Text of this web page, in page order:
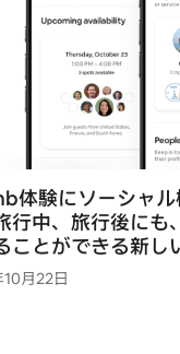
体験にソーシャル
行中、旅行後にも
ことができる新し
月22日